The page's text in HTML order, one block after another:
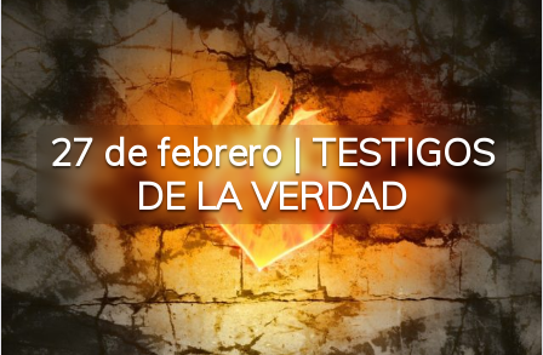
27 de febrero | TESTIGOS
DE LA VERDAD